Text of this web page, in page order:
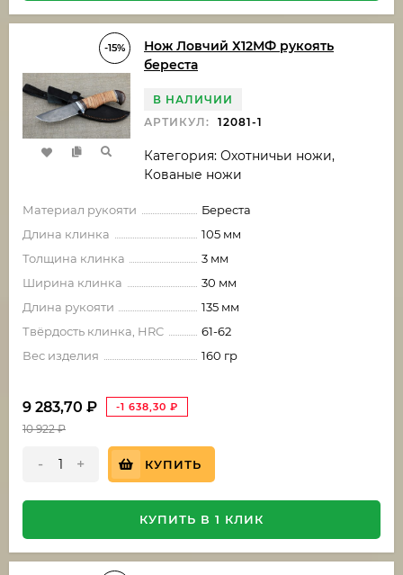
-15%
Нож Ловчий Х12МФ рукоять
береста
В НАЛИЧИИ
АРТИКУЛ:
12081-1
Категория: Охотничьи ножи,
Кованые ножи
Материал рукояти
Береста
Длина клинка
105 мм
Толщина клинка
3 мм
Ширина клинка
30 мм
Длина рукояти
135 мм
Твёрдость клинка, HRC
61-62
Вес изделия
160 гр
9 283,70 ₽ -1 638,30 ₽
10 922₽
- + КУПИТЬ
КУПИТЬ В 1 КЛИК